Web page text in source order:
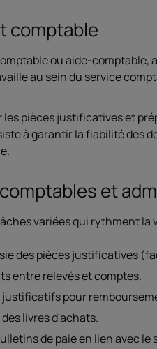
comptable
ou aide-comptable,
au sein du service
pièces justificatives et
à garantir la fiabilité des
et
variées qui rythment la
des pièces justificatives
entre relevés et comptes.
pour
livres d'achats.
de paie en lien avec le